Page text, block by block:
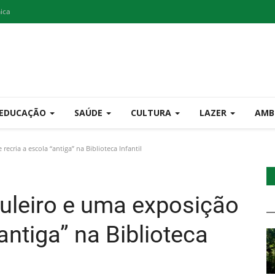
SAÚDE CULTURA LAZER
a escola “antiga” na Biblioteca Infantil
e uma exposição
na Biblioteca